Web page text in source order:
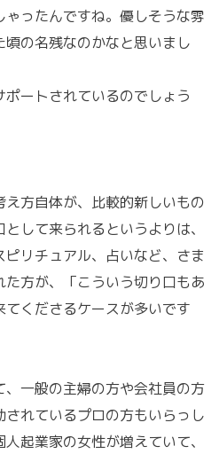
ったんですね。優しそうな雰
の名残なのかなと思いまし
ートされているのでしょう
方自体が、比較的新しいもの
して来られるというよりは、
リチュアル、占いなど、さま
方が、「こういう切り口もあ
くださるケースが多いです
一般の主婦の方や会社員の方
れているプロの方もいらっし
起業家の女性が増えていて、